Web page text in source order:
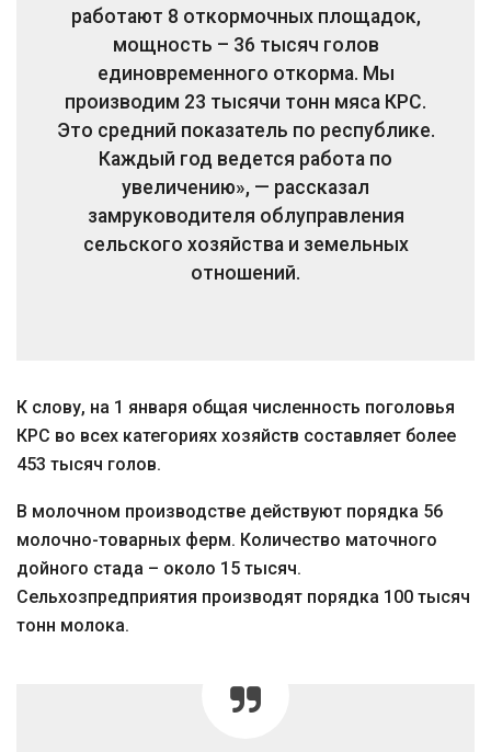
работают 8 откормочных площадок,
мощность – 36 тысяч голов
единовременного откорма. Мы
производим 23 тысячи тонн мяса КРС.
Это средний показатель по республике.
Каждый год ведется работа по
увеличению», — рассказал
замруководителя облуправления
сельского хозяйства и земельных
отношений.
К слову, на 1 января общая численность поголовья
КРС во всех категориях хозяйств составляет более
453 тысяч голов.
В молочном производстве действуют порядка 56
молочно-товарных ферм. Количество маточного
дойного стада – около 15 тысяч.
Сельхозпредприятия производят порядка 100 тысяч
тонн молока.